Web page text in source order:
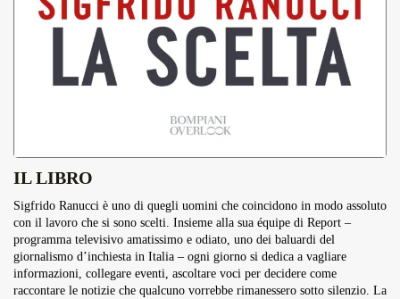
IL LIBRO
Sigfrido Ranucci è uno di quegli uomini che coincidono in modo assoluto
con il lavoro che si sono scelti. Insieme alla sua équipe di Report –
programma televisivo amatissimo e odiato, uno dei baluardi del
giornalismo d’inchiesta in Italia – ogni giorno si dedica a vagliare
informazioni, collegare eventi, ascoltare voci per decidere come
raccontare le notizie che qualcuno vorrebbe rimanessero sotto silenzio. La